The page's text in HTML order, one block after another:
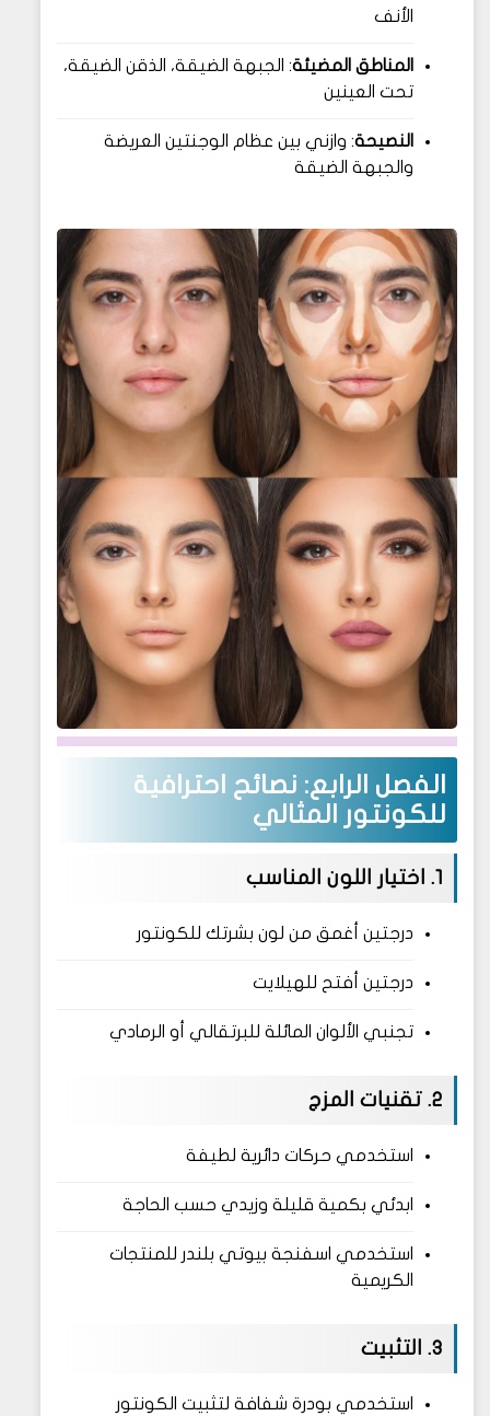
الأنف
المناطق المضيئة: الجبهة الضيقة، الذقن الضيقة،
تحت العينين
النصيحة: وازني بين عظام الوجنتين العريضة
والجبهة الضيقة
الفصل الرابع: نصائح احترافية
للكونتور المثالي
1. اختيار اللون المناسب
درجتين أغمق من لون بشرتك للكونتور
درجتين أفتح للهيلايت
تجنبي الألوان المائلة للبرتقالي أو الرمادي
2. تقنيات المزج
استخدمي حركات دائرية لطيفة
ابدئي بكمية قليلة وزيدي حسب الحاجة
استخدمي اسفنجة بيوتي بلندر للمنتجات
الكريمية
3. التثبيت
استخدمي بودرة شفافة لتثبيت الكونتور